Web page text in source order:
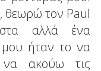
θεωρώ τον Paul
αλλά ένα
ήταν το να
ακούω τις